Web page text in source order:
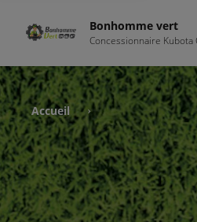
Bonhomme vert
Concessionnaire Kubota
Accueil ›